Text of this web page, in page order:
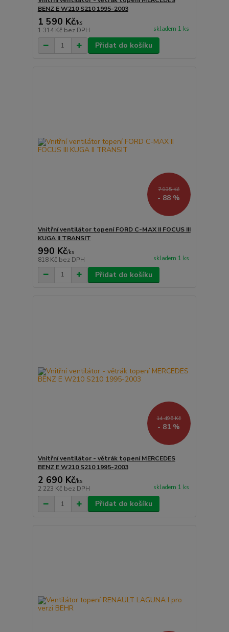
BENZ E W210 S210 1995-2003
1 590 Kč/ks
1 314 Kč bez DPH skladem 1 ks
Přidat do košíku
7 935 Kč
- 88 %
Vnitřní ventilátor topení FORD C-MAX II FOCUS III
KUGA II TRANSIT
990 Kč/ks
818 Kč bez DPH skladem 1 ks
Přidat do košíku
14 495 Kč
- 81 %
Vnitřní ventilátor - větrák topení MERCEDES
BENZ E W210 S210 1995-2003
2 690 Kč/ks
2 223 Kč bez DPH skladem 1 ks
Přidat do košíku